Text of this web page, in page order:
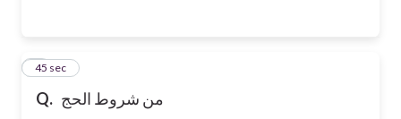
Q. من شروط الحج
4
45 sec